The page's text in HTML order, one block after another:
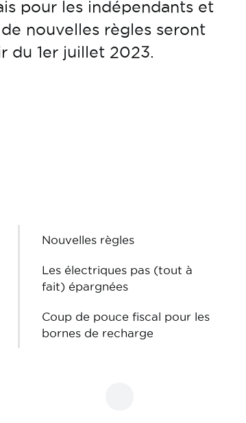
pour les indépendants et
nouvelles règles seront
du 1er juillet 2023.
Nouvelles règles
Les électriques pas (tout à
fait) épargnées
Coup de pouce fiscal pour les
bornes de recharge